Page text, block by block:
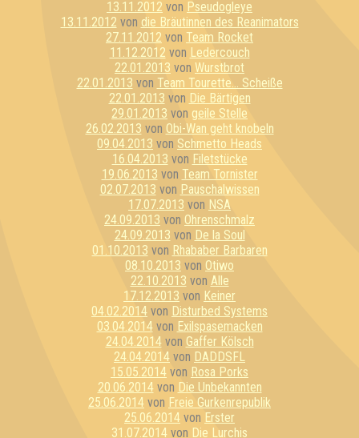
13.11.2012 von Pseudogleye
13.11.2012 von die Bräutinnen des Reanimators
27.11.2012 von Team Rocket
11.12.2012 von Ledercouch
22.01.2013 von Wurstbrot
22.01.2013 von Team Tourette... Scheiße
22.01.2013 von Die Bärtigen
29.01.2013 von geile Stelle
26.02.2013 von Obi-Wan geht knobeln
09.04.2013 von Schmetto Heads
16.04.2013 von Filetstücke
19.06.2013 von Team Tornister
02.07.2013 von Pauschalwissen
17.07.2013 von NSA
24.09.2013 von Ohrenschmalz
24.09.2013 von De la Soul
01.10.2013 von Rhababer Barbaren
08.10.2013 von Otiwo
22.10.2013 von Alle
17.12.2013 von Keiner
04.02.2014 von Disturbed Systems
03.04.2014von Exilspasemacken
24.04.2014von Gaffer Kölsch
24.04.2014 von DADDSFL
15.05.2014 von Rosa Porks
20.06.2014von Die Unbekannten
25.06.2014 von Freie Gurkenrepublik
25.06.2014 von Erster
31.07.2014 von Die Lurchis